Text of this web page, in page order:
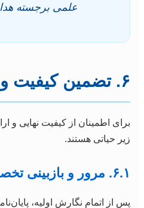
علمی برجسته
۶. تضمین کیفیت و ارائه موفق
برای اطمینان از کیفیت نهایی و
زیر حیاتی هستند.
۶.۱. مرور و بازبینی تخصصی
پس از اتمام نگارش اولیه،